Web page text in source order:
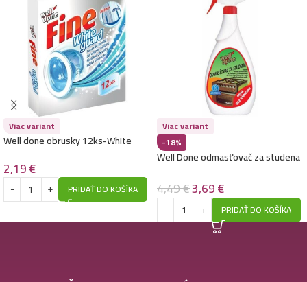
Viac variant
Well done obrusky 12ks-White
2,19€
PRIDAŤ DO KOŠÍKA
-18%
Viac variant
Well Done odmasťovač za studena
4,49€3,69€
PRIDAŤ DO KOŠÍKA